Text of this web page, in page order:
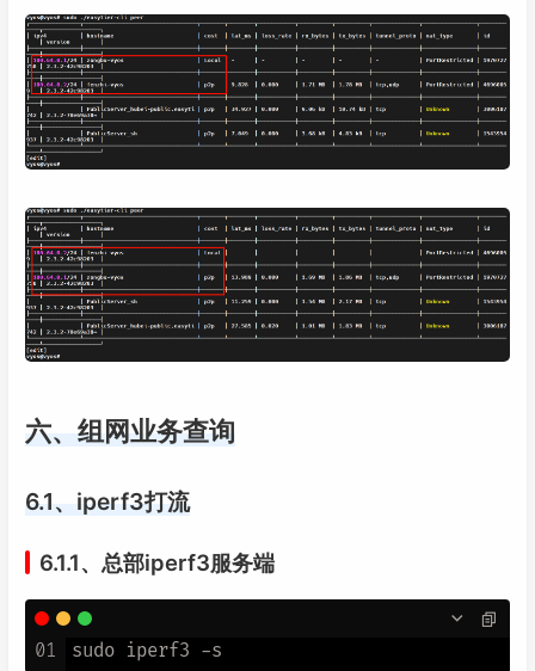
六、组网业务查询
6.1、iperf3打流
6.1.1、总部iperf3服务端
01